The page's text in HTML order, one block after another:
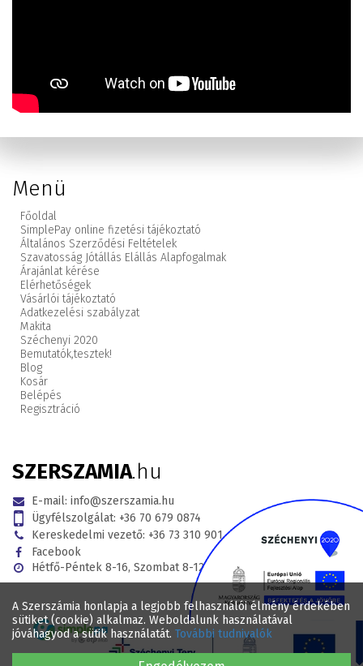
A Szerszámia honlapja a legjobb felhasználói élmény érdekében
sütiket (cookie) alkalmaz. Weboldalunk használatával
jóváhagyod a sütik használatát. További tudnivalók
Menü
Főoldal
SimplePay online fizetési tájékoztató
Általános Szerződési Feltételek
Szavatosság Jótállás Elállás Alapfogalmak
Árajánlat kérése
Elérhetőségek
Vásárlói tájékoztató
Adatkezelési szabályzat
Makita
Széchenyi 2020
Bemutatók,tesztek!
Blog
Kosár
Belépés
Regisztráció
SZERSZAMIA.hu
E-mail: info@szerszamia.hu
Ügyfélszolgálat: +36 70 679 0874
Kereskedelmi vezető: +36 73 310 901
Facebook
Hétfő-Péntek 8-16, Szombat 8-12